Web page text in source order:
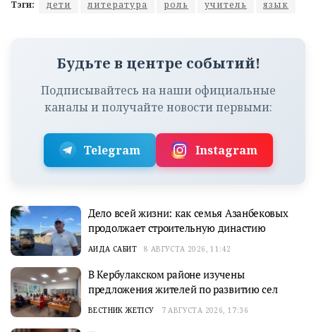
Тэги: дети литература роль учитель язык
Будьте в центре событий!
Подписывайтесь на наши официальные
каналы и получайте новости первыми:
Telegram Instagram
Дело всей жизни: как семья Азанбековых
продолжает строительную династию
АИДА САБИТ 8 АВГУСТА 2026, 11:42
В Кербулакском районе изучены
предложения жителей по развитию сел
ВЕСТНИК ЖЕТІСУ 7 АВГУСТА 2026, 17:36